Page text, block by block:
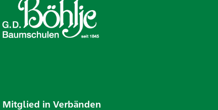
Mitglied in Verbänden